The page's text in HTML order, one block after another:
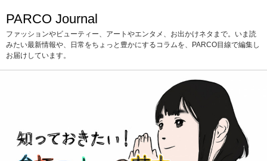
PARCO Journal
ファッションやビューティー、アートやエンタメ、お出かけネタまで。いま読
みたい最新情報や、日常をちょっと豊かにするコラムを、PARCO目線で編集し
お届けしています。